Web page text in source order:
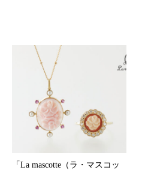
「La mascotte（ラ・マスコッ